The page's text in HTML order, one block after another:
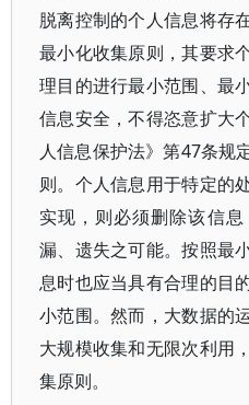
脱离控制的个人信息将存
最小化收集原则，其要求
理目的进行最小范围、最
信息安全，不得恣意扩大
人信息保护法》第47条规
则。个人信息用于特定的
实现，则必须删除该信
漏、遗失之可能。按照最
息时也应当具有合理的目
小范围。然而，大数据的
大规模收集和无限次利用
集原则。